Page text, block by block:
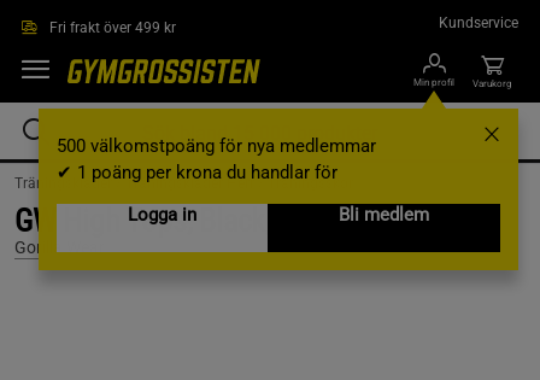
Fri frakt över 499 kr Kundservice
Min profil
500 välkomstpoäng för nya medlemmar
✔ 1 poäng per krona du handlar för
Logga in
Bli medlem
Varukorg
Träningskläder / Träningskläder Herr /Träningsskor
GW High Tops, Black, 39
Gorilla Wear